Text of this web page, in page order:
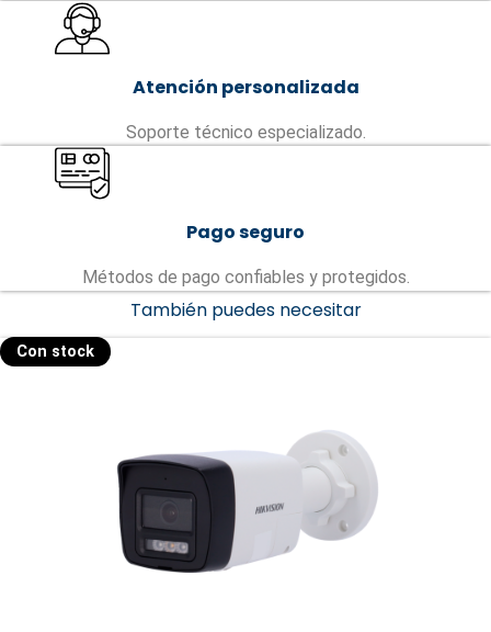
Atención personalizada
Soporte técnico especializado.
Pago seguro
Métodos de pago confiables y protegidos.
También puedes necesitar
Con stock